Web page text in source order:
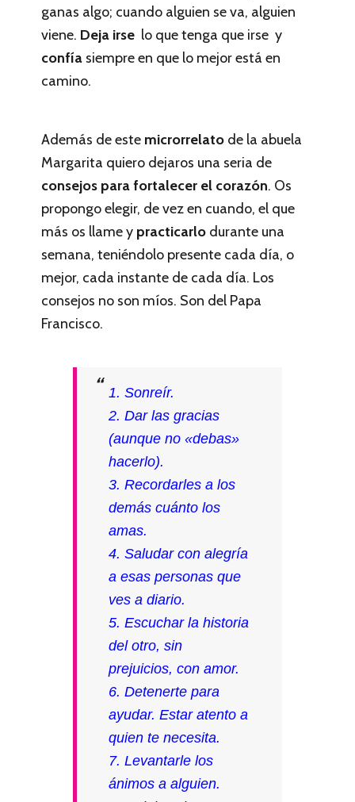
ganas algo; cuando alguien se va, alguien
viene. Deja irse lo que tenga que irse y
confía siempre en que lo mejor está en
camino.
Además de este microrrelato de la abuela
Margarita quiero dejaros una seria de
consejos para fortalecer el corazón. Os
propongo elegir, de vez en cuando, el que
más os llame y practicarlo durante una
semana, teniéndolo presente cada día, o
mejor, cada instante de cada día. Los
consejos no son míos. Son del Papa
Francisco.
1. Sonreír.
2. Dar las gracias
(aunque no «debas»
hacerlo).
3. Recordarles a los
demás cuánto los
amas.
4. Saludar con alegría
a esas personas que
ves a diario.
5. Escuchar la historia
del otro, sin
prejuicios, con amor.
6. Detenerte para
ayudar. Estar atento a
quien te necesita.
7. Levantarle los
ánimos a alguien.